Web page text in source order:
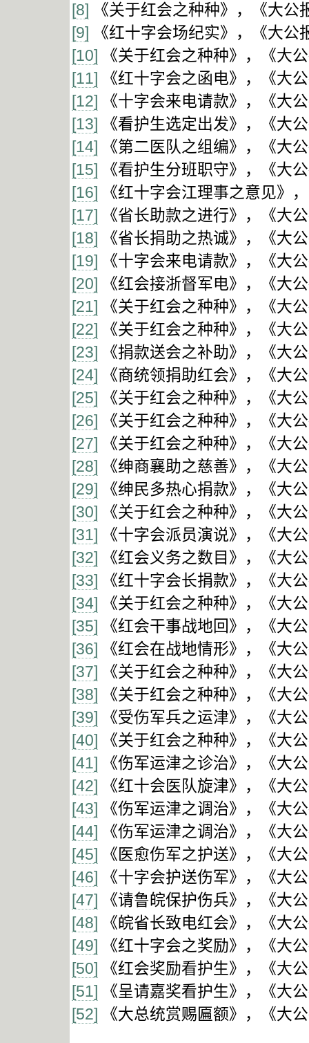
[8] 《关于红会之种种》，《大公
[9] 《红十字会场纪实》，《大公
[10] 《关于红会之种种》，《大
[11] 《红十字会之函电》，《大
[12] 《十字会来电请款》，《大
[13] 《看护生选定出发》，《大
[14] 《第二医队之组编》，《大
[15] 《看护生分班职守》，《大
[16] 《红十字会江理事之意见》
[17] 《省长助款之进行》，《大
[18] 《省长捐助之热诚》，《大
[19] 《十字会来电请款》，《大
[20] 《红会接浙督军电》，《大
[21] 《关于红会之种种》，《大
[22] 《关于红会之种种》，《大
[23] 《捐款送会之补助》，《大
[24] 《商统领捐助红会》，《大
[25] 《关于红会之种种》，《大
[26] 《关于红会之种种》，《大
[27] 《关于红会之种种》，《大
[28] 《绅商襄助之慈善》，《大
[29] 《绅民多热心捐款》，《大
[30] 《关于红会之种种》，《大
[31] 《十字会派员演说》，《大
[32] 《红会义务之数目》，《大
[33] 《红十字会长捐款》，《大
[34] 《关于红会之种种》，《大
[35] 《红会干事战地回》，《大
[36] 《红会在战地情形》，《大
[37] 《关于红会之种种》，《大
[38] 《关于红会之种种》，《大
[39] 《受伤军兵之运津》，《大
[40] 《关于红会之种种》，《大
[41] 《伤军运津之诊治》，《大
[42] 《红十会医队旋津》，《大
[43] 《伤军运津之调治》，《大
[44] 《伤军运津之调治》，《大
[45] 《医愈伤军之护送》，《大
[46] 《十字会护送伤军》，《大
[47] 《请鲁皖保护伤兵》，《大
[48] 《皖省长致电红会》，《大
[49] 《红十字会之奖励》，《大
[50] 《红会奖励看护生》，《大
[51] 《呈请嘉奖看护生》，《大
[52] 《大总统赏赐匾额》，《大